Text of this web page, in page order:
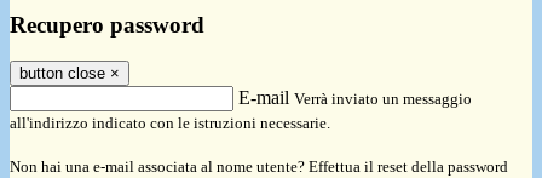
Recupero password
button close ×
E-mail Verrà inviato un messaggio
all'indirizzo indicato con le istruzioni necessarie.
Non hai una e-mail associata al nome utente? Effettua il reset della password